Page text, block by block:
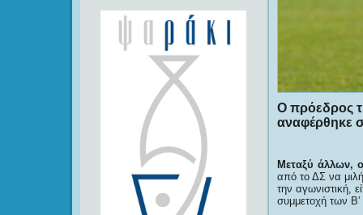
Ο πρόεδρος
αναφέρθηκε
Μεταξύ άλλων, ο
από το ΔΣ να
την αγωνιστική,
συμμετοχή των